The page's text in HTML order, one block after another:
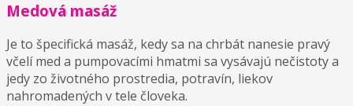
Medová masáž
Je to špecifická masáž, kedy sa na chrbát nanesie pravý
včelí med a pumpovacími hmatmi sa vysávajú nečistoty a
jedy zo životného prostredia, potravín, liekov
nahromadených v tele človeka.